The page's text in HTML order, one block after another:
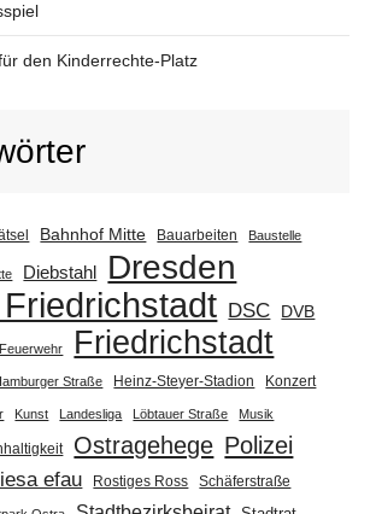
den Kinderrechte-Platz
Bahnhof Mitte Bauarbeiten Baustelle
Diebstahl Dresden
DSC DVB
Feuerwehr Friedrichstadt
Straße Heinz-Steyer-Stadion
Konzert
Kunst Landesliga Löbtauer Straße Musik
Ostragehege Polizei
efau Rostiges Ross Schäferstraße